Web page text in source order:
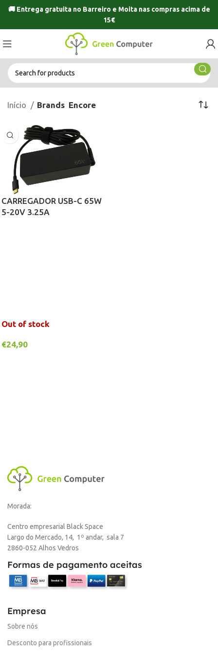
🚚 Entrega gratuita no Barreiro e Moitanas compras acima de
15€
Início Brands Encore
CARREGADOR USB-C 65W
5-20V 3.25A
Out of stock
€24,90
Morada:
Centro empresarial Black Space
Largo do Mercado, 14, 1º andar, sala 7
2860-052 Alhos Vedros
Formas de pagamento aceitas
Empresa
Sobre nós
Desconto para profissionais